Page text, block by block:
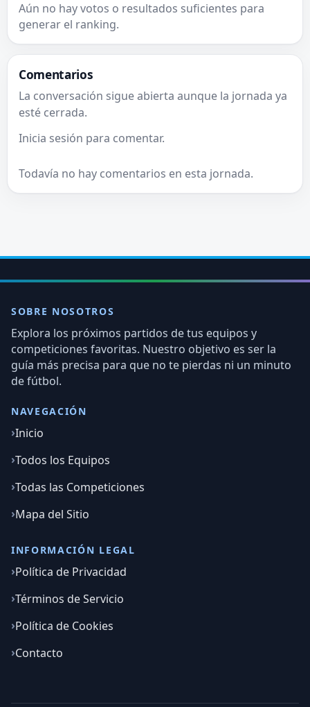
Aún no hay votos o resultados suficientes para
generar el ranking.
Comentarios
La conversación sigue abierta aunque la jornada ya
esté cerrada.
Inicia sesión para comentar.
Todavía no hay comentarios en esta jornada.
SOBRE NOSOTROS
Explora los próximos partidos de tus equipos y
competiciones favoritas. Nuestro objetivo es ser la
guía más precisa para que no te pierdas ni un minuto
de fútbol.
NAVEGACIÓN
Inicio
Todos los Equipos
Todas las Competiciones
Mapa del Sitio
INFORMACIÓN LEGAL
Política de Privacidad
Términos de Servicio
Política de Cookies
Contacto